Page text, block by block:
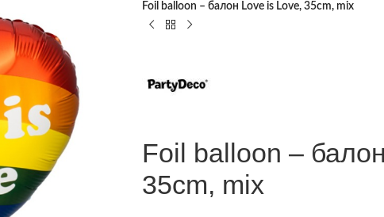
Foil balloon – балон Love is Love, 35cm, mix
Foil balloon –
35cm, mix